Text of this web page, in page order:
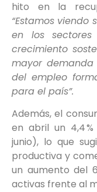
hito en la
“Estamos
en los
crecimiento
mayor
del empleo
para el país”.
Además, el
en abril un 4,4
junio), lo que
productiva y
un aumento del
activas frente al